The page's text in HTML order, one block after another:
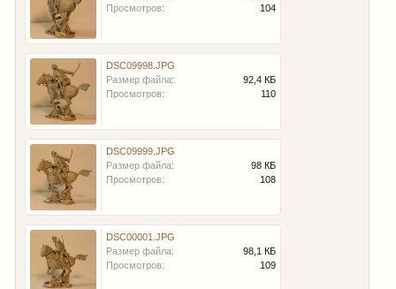
Просмотров:
104
DSC09998.JPG
Размер файла:
92,4 КБ
Просмотров:
110
DSC09999.JPG
Размер файла:
98 КБ
Просмотров:
108
DSC00001.JPG
Размер файла:
98,1 КБ
Просмотров:
109